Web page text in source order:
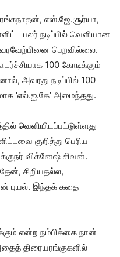
எஸ்.ஜே.சூர்யா,
பலர் நடிப்பில் வெளியான
வரவேற்பினை பெறவில்லை.
100 கோடிக்கும்
அவரது நடிப்பில் 100
‘எல்.ஐ.கே’ அமைந்தது.
வெளியிடப்பட்டுள்ளது
குறித்து பெரிய
விக்னேஷ் சிவன்.
சிறியதல்ல,
புயல். இந்தக் கதை
என்ற நம்பிக்கை நான்
திரையரங்குகளில்